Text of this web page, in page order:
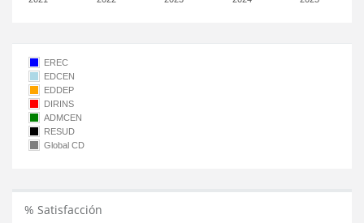
EREC
EDCEN
EDDEP
DIRINS
ADMCEN
RESUD
Global CD
% Satisfacción